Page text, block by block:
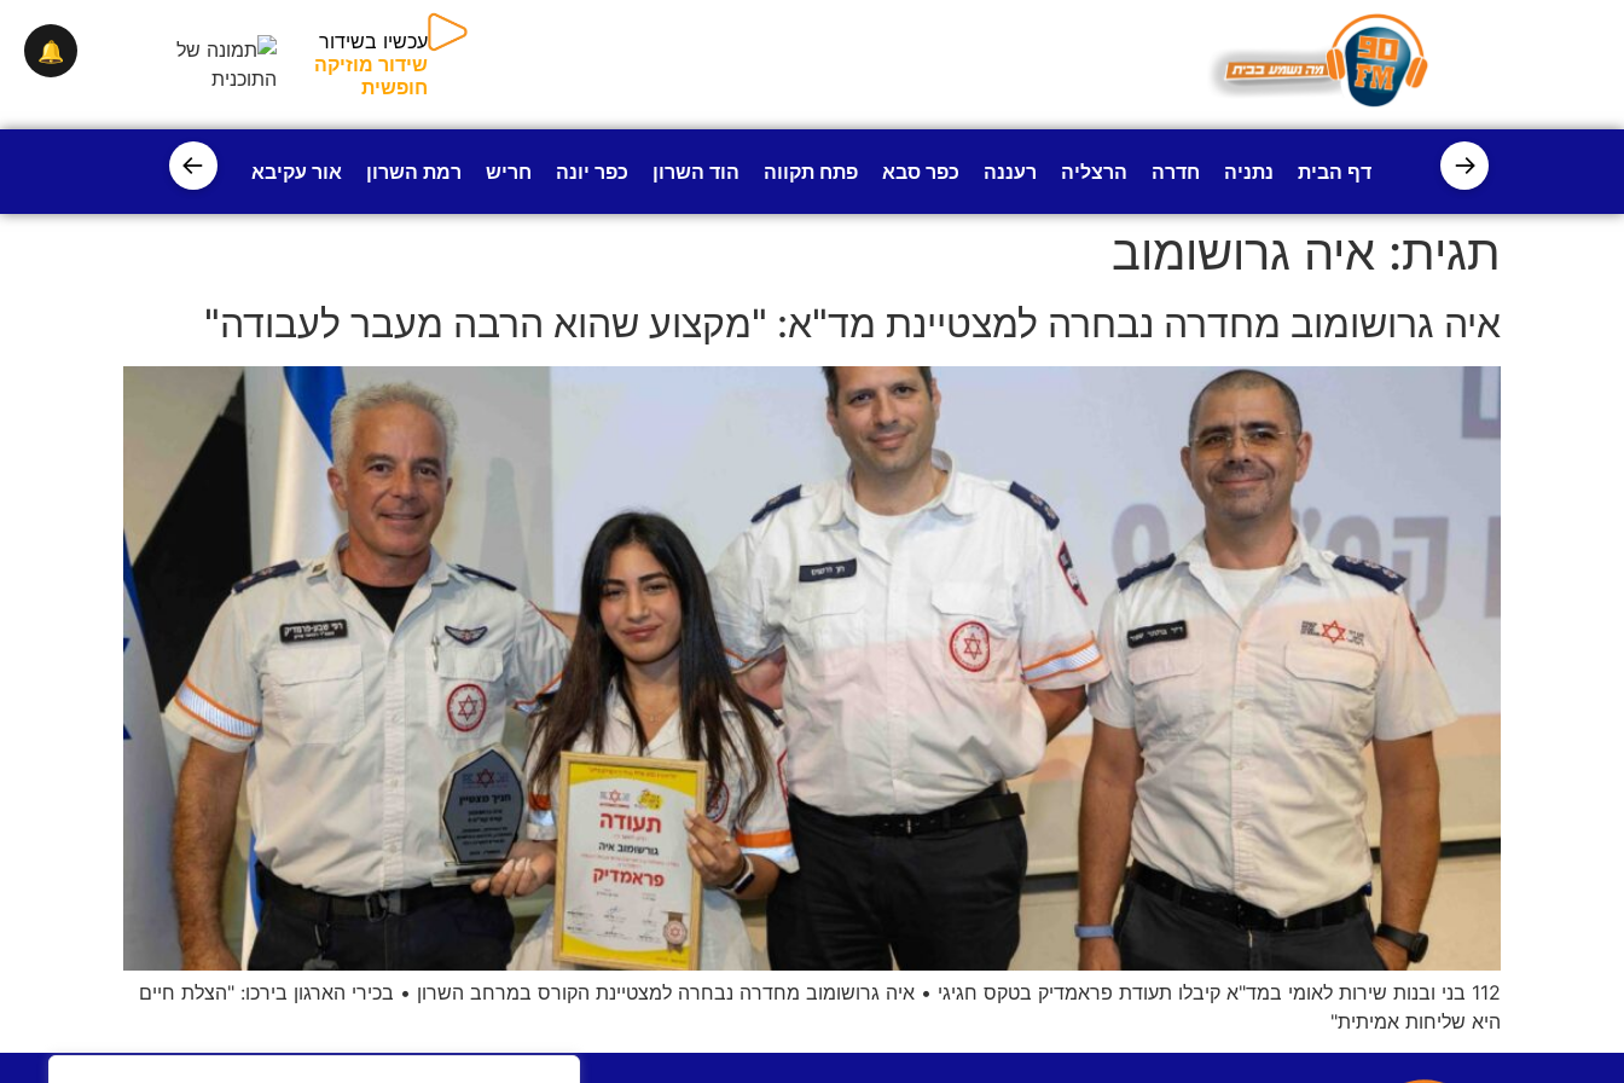
עכשיו בשידור
שידור מוזיקה
חופשית
→ דף הבית נתניה חדרה הרצליה רעננה כפר סבא פתח תקווה הוד השרון כפר יונה חריש רמת השרון אור עקיבא פרדס חנה
←
תגית: איה גרושומוב
איה גרושומוב מחדרה נבחרה למצטיינת מד"א: "מקצוע שהוא הרבה מעבר לעבודה"
112 בני ובנות שירות לאומי במד"א קיבלו תעודת פראמדיק בטקס חגיגי • איה גרושומוב מחדרה נבחרה למצטיינת הקורס במרחב השרון • בכירי הארגון בירכו: "הצלת חיים
היא שליחות אמיתית"
🔔